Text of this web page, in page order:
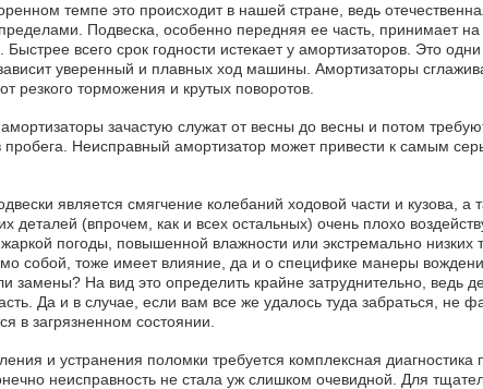
темпе это происходит в нашей стране, ведь
Подвеска, особенно передняя ее часть, принимает
Быстрее всего срок годности истекает у амортизаторов. Это
уверенный и плавных ход машины. Амортизаторы
резкого торможения и крутых поворотов.
зачастую служат от весны до весны и потом
Неисправный амортизатор может привести к самым
является смягчение колебаний ходовой части и кузова, а
деталей (впрочем, как и всех остальных) очень плохо
погоды, повышенной влажности или экстремально низких
собой, тоже имеет влияние, да и о специфике манеры
замены? На вид это определить крайне затруднительно, ведь
Да и в случае, если вам все же удалось туда забраться, не
в загрязненном состоянии.
и устранения поломки требуется комплексная
неисправность не стала уж слишком очевидной. Для